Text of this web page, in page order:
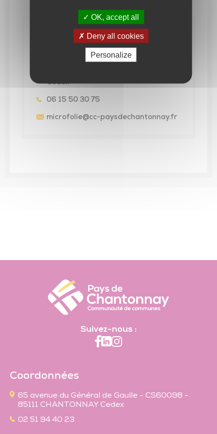
MICRO-FOLIE
65 avenue du Général de Gaulle -
Cedex
06 15 50 30 75
microfolie@cc-paysdechantonnay.fr
Suivez-nous :
Coordonnées
65 avenue du Général de Gaulle - CS60098 -
85111 CHANTONNAY Cedex
02 51 94 40 23
OK, accept all
Deny all cookies
Personalize